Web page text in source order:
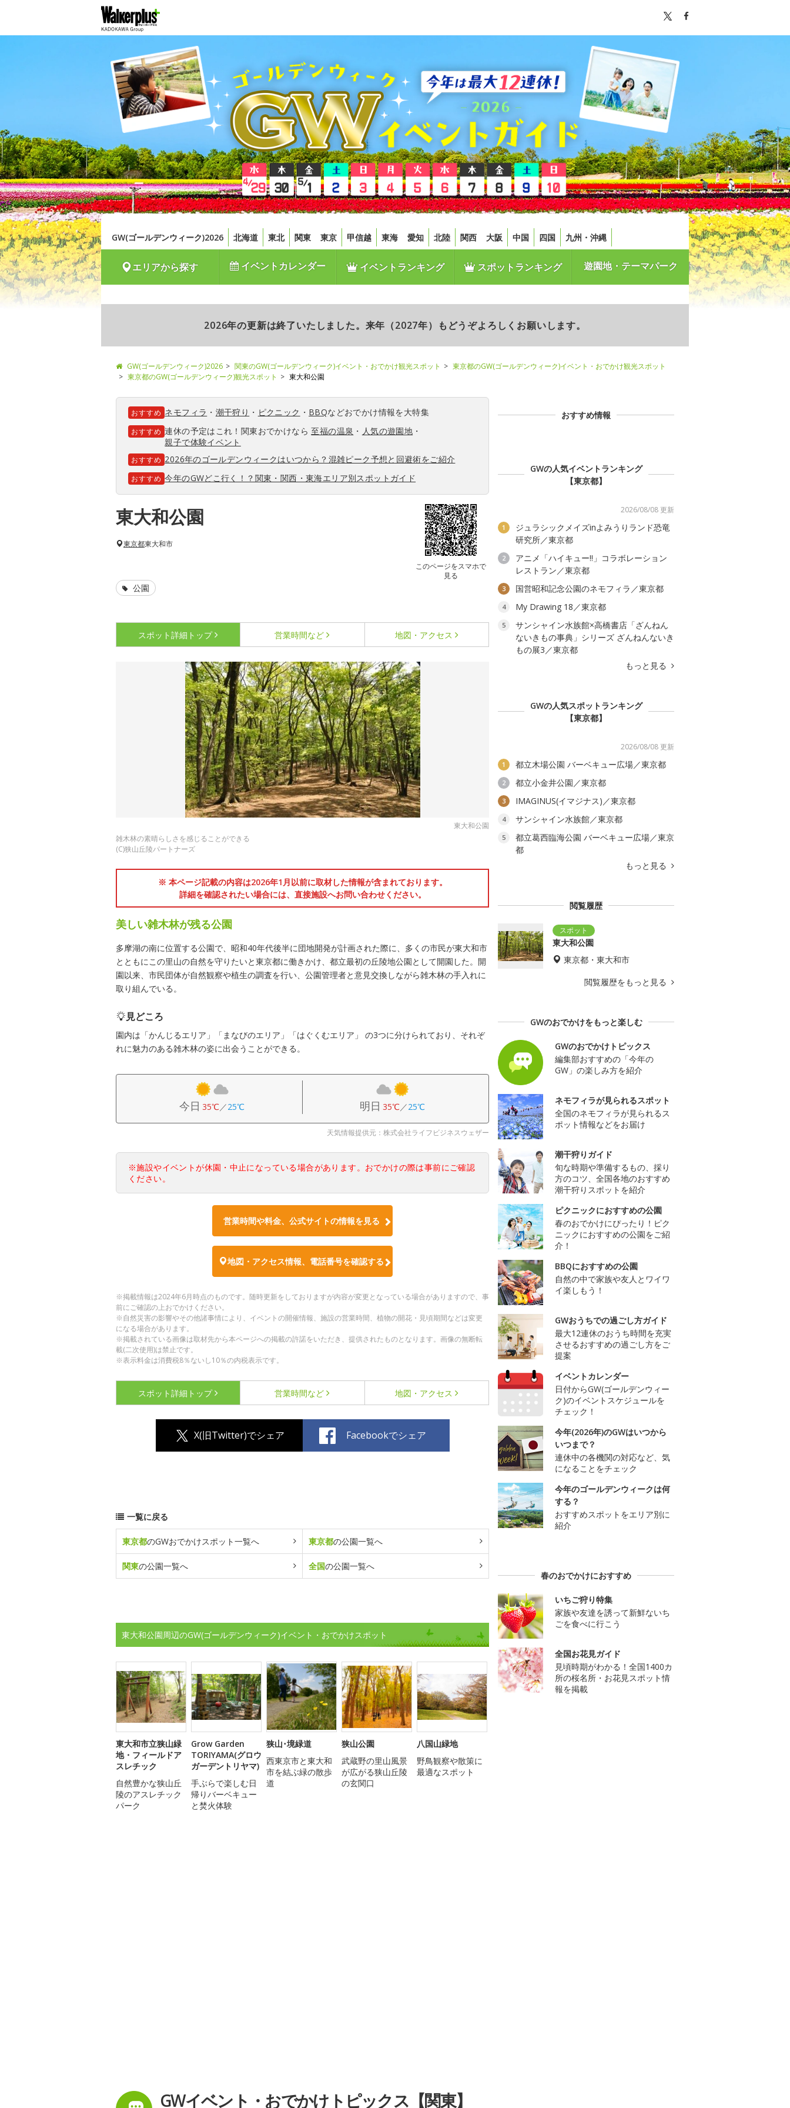
GW(ゴールデンウィーク)2026 北海道 東北 関東 東京 甲信越 東海 愛知 北陸 関西 大阪 中国 四国 九州・沖縄
エリアから探す イベントカレンダー イベントランキング スポットランキング 遊園地・テーマパーク
2026年の更新は終了いたしました。来年（2027年）もどうぞよろしくお願いします。
GW(ゴールデンウィーク)2026 関東のGW(ゴールデンウィーク)イベント・おでかけ観光スポット
東京都のGW(ゴールデンウィーク)イベント・おでかけ観光スポット
東京都のGW(ゴールデンウィーク)観光スポット
東大和公園
おすすめ ネモフィラ ・ 潮干狩り ・ ピクニック ・ BBQなどおでかけ情報を大特集
おすすめ 連休の予定はこれ！関東おでかけなら至福の温泉 ・ 人気の遊園地 ・
親子で体験イベント
おすすめ 2026年のゴールデンウィークはいつから？混雑ピーク予想と回避術をご紹介
おすすめ 今年のGWどこ行く！？関東・関西・東海エリア別スポットガイド
東大和公園
このページをスマホで
見る
東京都東大和市
公園
スポット詳細 トップ 営業時間など 地図・アクセス
東大和公園
雑木林の素晴らしさを感じることができる
(C)狭山丘陵パートナーズ
※ 本ページ記載の内容は2026年1月以前に取材した情報が含まれております。
詳細を確認されたい場合には、直接施設へお問い合わせください。
美しい雑木林が残る公園
多摩湖の南に位置する公園で、昭和40年代後半に団地開発が計画された際に、多くの市民が東大和市
とともにこの里山の自然を守りたいと東京都に働きかけ、都立最初の丘陵地公園として開園した。開
園以来、市民団体が自然観察や植生の調査を行い、公園管理者と意見交換しながら雑木林の手入れに
取り組んでいる。
見どころ
園内は「かんじるエリア」「まなびのエリア」「はぐくむエリア」 の3つに分けられており、それぞ
れに魅力のある雑木林の姿に出会うことができる。
今日 35℃／25℃ 明日 35℃／25℃
天気情報提供元：株式会社ライフビジネスウェザー
※施設やイベントが休園・中止になっている場合があります。おでかけの際は事前にご確認
ください。
営業時間や料金、公式サイトの情報を見る
地図・アクセス情報、電話番号を確認する
※掲載情報は2024年6月時点のものです。随時更新をしておりますが内容が変更となっている場合がありますので、事
前にご確認の上おでかけください。
※自然災害の影響やその他諸事情により、イベントの開催情報、施設の営業時間、植物の開花・見頃期間などは変更
になる場合があります。
※掲載されている画像は取材先から本ページへの掲載の許諾をいただき、提供されたものとなります。画像の無断転
載(二次使用)は禁止です。
※表示料金は消費税8％ないし10％の内税表示です。
スポット詳細 トップ 営業時間など 地図・アクセス
X(旧Twitter)でシェア Facebookでシェア
一覧に戻る
東京都のGWおでかけスポット一覧へ 東京都の公園一覧へ
関東の公園一覧へ 全国の公園一覧へ
東大和公園周辺のGW(ゴールデンウィーク)イベント・おでかけスポット
東大和市立狭山緑
地・フィールドア
スレチック
自然豊かな狭山丘
陵のアスレチック
パーク
Grow Garden
TORIYAMA(グロウ
ガーデントリヤマ)
手ぶらで楽しむ日
帰りバーベキュー
と焚火体験
狭山･境緑道
西東京市と東大和
市を結ぶ緑の散歩
道
狭山公園
武蔵野の里山風景
が広がる狭山丘陵
の玄関口
八国山緑地
野鳥観察や散策に
最適なスポット
GWイベント・おでかけトピックス【関東】
おすすめ情報
GWの人気イベントランキング
【東京都】
2026/08/08 更新
1
ジュラシックメイズinよみうりランド恐竜
研究所／東京都
2
アニメ「ハイキュー!!」コラボレーション
レストラン／東京都
3 国営昭和記念公園のネモフィラ／東京都
4 My Drawing 18／東京都
5
サンシャイン水族館×高橋書店「ざんねん
ないきもの事典」シリーズ ざんねんないき
もの展3／東京都
もっと見る
GWの人気スポットランキング
【東京都】
2026/08/08 更新
1 都立木場公園 バーベキュー広場／東京都
2 都立小金井公園／東京都
3 IMAGINUS(イマジナス)／東京都
4 サンシャイン水族館／東京都
5
都立葛西臨海公園 バーベキュー広場／東京
都
もっと見る
閲覧履歴
東大和公園
東京都・東大和市
閲覧履歴をもっと見る
GWのおでかけをもっと楽しむ
GWのおでかけトピックス
編集部おすすめの「今年の
GW」の楽しみ方を紹介
ネモフィラが見られるスポット
全国のネモフィラが見られるス
ポット情報などをお届け
潮干狩りガイド
旬な時期や準備するもの、採り
方のコツ、全国各地のおすすめ
潮干狩りスポットを紹介
ピクニックにおすすめの公園
春のおでかけにぴったり！ピク
ニックにおすすめの公園をご紹
介！
BBQにおすすめの公園
自然の中で家族や友人とワイワ
イ楽しもう！
GWおうちでの過ごし方ガイド
最大12連休のおうち時間を充実
させるおすすめの過ごし方をご
提案
イベントカレンダー
日付からGW(ゴールデンウィー
ク)のイベントスケジュールを
チェック！
今年(2026年)のGWはいつから
いつまで？
連休中の各機関の対応など、気
になることをチェック
今年のゴールデンウィークは何
する？
おすすめスポットをエリア別に
紹介
春のおでかけにおすすめ
いちご狩り特集
家族や友達を誘って新鮮ないち
ごを食べに行こう
全国お花見ガイド
見頃時期がわかる！全国1400カ
所の桜名所・お花見スポット情
報を掲載